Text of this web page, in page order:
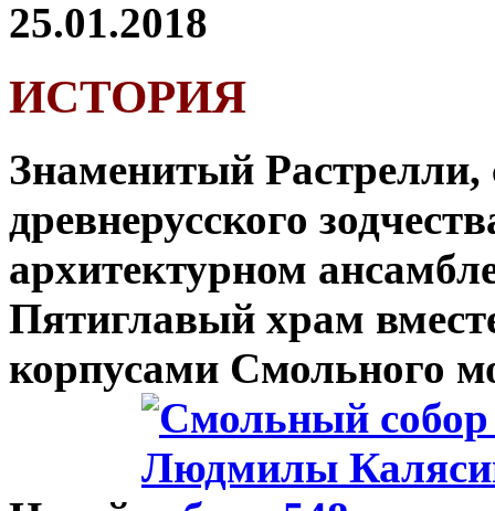
25.01.2018
ИСТОРИЯ
Знаменитый
древнерусского
архитектурном
Пятиглавый храм
корпусами Смольного